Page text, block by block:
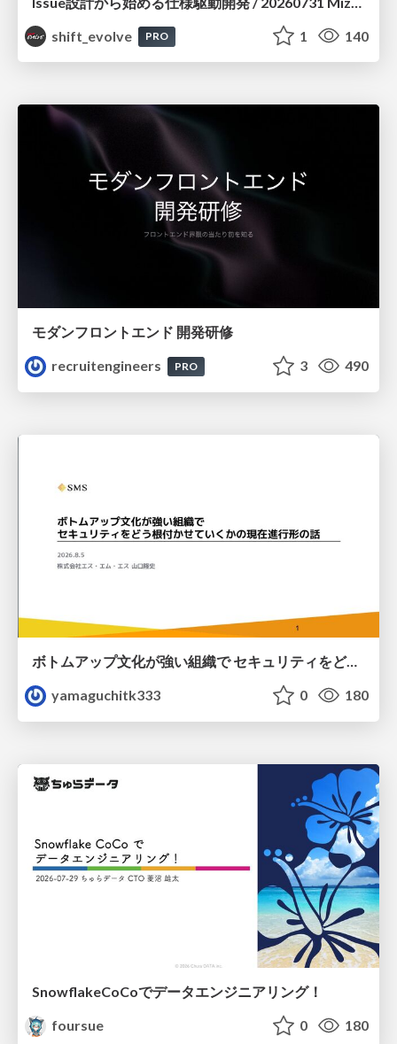
shift_evolve
PRO 1 140
モダンフロントエンド 開発研修
recruitengineers
PRO 3 490
ボトムアップ文化が強い組織で セキュリティをどう根付かせていくかの現在進行形の話 / Making Security Stick in a Bottom-Up Organization
yamaguchitk333
0 180
SnowflakeCoCoでデータエンジニアリング！
foursue
0 180